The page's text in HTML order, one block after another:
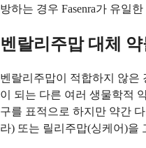
방하는 경우 Fasenra가 유일
벤랄리주맙 대체
벤랄리주맙이 적합하지 않은
이 되는 다른 여러 생물학적
구를 표적으로 하지만 약간
라) 또는 릴리주맙(싱케어)을